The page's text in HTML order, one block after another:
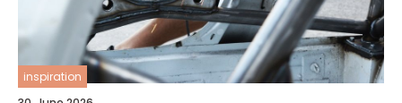
inspiration